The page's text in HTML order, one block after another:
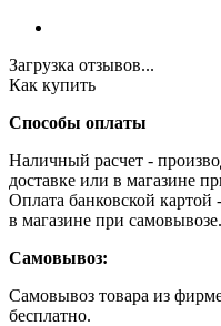
Загрузка отзывов...
Как купить
Способы оплаты
Наличный расчет -
доставке или в магазине
Оплата банковской картой
в магазине при самовывозе.
Самовывоз:
Самовывоз товара из
бесплатно.